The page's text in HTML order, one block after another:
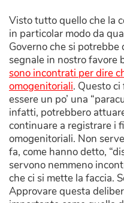
Visto tutto quello che la
in particolar modo da
Governo che si
segnale in nostro favore
sono incontrati per dire
omogenitoriali. Questo ci
essere un po’ una
infatti, potrebbero
continuare a registrare i
omogenitoriali. Non
fa, come hanno detto,
servono nemmeno
che ci si mette la faccia.
Approvare questa